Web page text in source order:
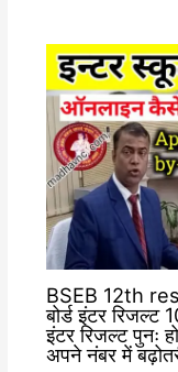
BSEB 12th
बोर्ड इंटर रिजल्ट
इंटर रिजल्ट पुनः
अपने नंबर में